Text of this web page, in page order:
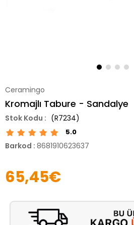
Ceramingo
Kromajlı Tabure - Sandalye
(R7234)
5.0
Barkod : 8681910623637
65,45€